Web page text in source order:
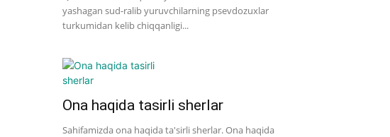
yashagan sud-ralib yuruvchilarning psevdozuxlar
turkumidan kelib chiqqanligi...
Ona haqida tasirli sherlar
Sahifamizda ona haqida ta'sirli sherlar. Ona haqida